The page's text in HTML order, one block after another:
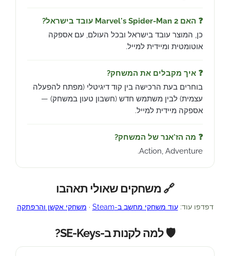
❓ האם Marvel's Spider-Man 2 עובד בישראל?
כן, המוצר עובד בישראל ובכל העולם, עם אספקה
אוטומטית ומיידית למייל.
❓ איך מקבלים את המשחק?
בוחרים בעת הרכישה בין קוד דיגיטלי (מפתח להפעלה
עצמית) לבין משתמש חדש (חשבון טעון במשחק) —
אספקה מיידית למייל.
❓ מה הז'אנר של המשחק?
Action, Adventure.
🔗 משחקים שאולי תאהבו
דפדפו עוד:עוד משחקי מחשב ב-Steam · משחקי אקשן והרפתקה
🛡️ למה לקנות ב-SE-Keys?